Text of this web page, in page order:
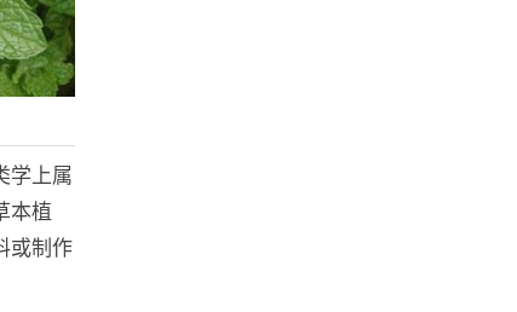
学上属
本植
或制作